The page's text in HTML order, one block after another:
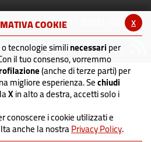
x
COOKIE
o tecnologie similinecessariper
il tuo consenso, vorremmo
(anche di terze parti) per
migliore esperienza. Sechiudi
Xin alto a destra, accetti solo i
conoscere i cookie utilizzati e
anche la nostraPrivacy Policy.
- Tutti i diritti riservati